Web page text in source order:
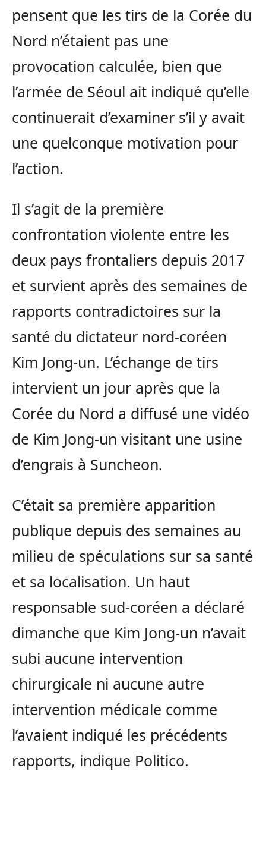
pensent que les tirs de la Corée du
Nord n’étaient pas une
provocation calculée, bien que
l’armée de Séoul ait indiqué qu’elle
continuerait d’examiner s’il y avait
une quelconque motivation pour
l’action.
Il s’agit de la première
confrontation violente entre les
deux pays frontaliers depuis 2017
et survient après des semaines de
rapports contradictoires sur la
santé du dictateur nord-coréen
Kim Jong-un. L’échange de tirs
intervient un jour après que la
Corée du Nord a diffusé une vidéo
de Kim Jong-un visitant une usine
d’engrais à Suncheon.
C’était sa première apparition
publique depuis des semaines au
milieu de spéculations sur sa santé
et sa localisation. Un haut
responsable sud-coréen a déclaré
dimanche que Kim Jong-un n’avait
subi aucune intervention
chirurgicale ni aucune autre
intervention médicale comme
l’avaient indiqué les précédents
rapports, indique Politico.